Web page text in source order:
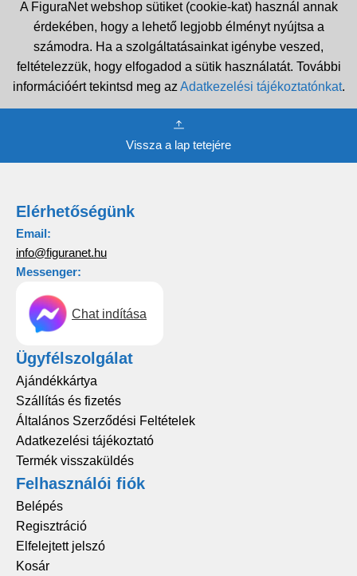
A FiguraNet webshop sütiket (cookie-kat) használ annak
érdekében, hogy a lehető legjobb élményt nyújtsa a
számodra. Ha a szolgáltatásainkat igénybe veszed,
feltételezzük, hogy elfogadod a sütik használatát. További
információért tekintsd meg az Adatkezelési tájékoztatónkat.
Vissza a lap tetejére
Elérhetőségünk
Email:
info@figuranet.hu
Messenger:
Chat indítása
Ügyfélszolgálat
Ajándékkártya
Szállítás és fizetés
Általános Szerződési Feltételek
Adatkezelési tájékoztató
Termék visszaküldés
Felhasználói fiók
Belépés
Regisztráció
Elfelejtett jelszó
Kosár